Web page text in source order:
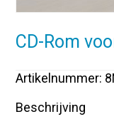
CD-Rom
Artikelnummer:
Beschrijving